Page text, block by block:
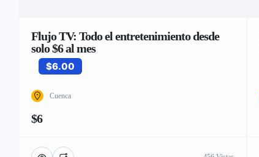
Flujo TV: Todo el entretenimiento desde
solo $6 al mes
$6.00
Cuenca
$6